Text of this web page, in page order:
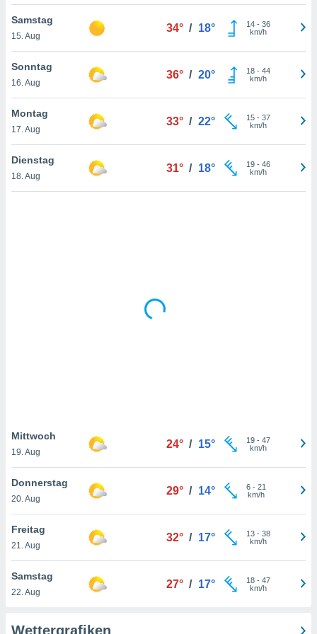
der
weiterhin
nicht
von
und
auf
klicken.
Samstag
15. Aug
34° / 18° 14- 36
km/h
Sonntag
16. Aug
36° / 20° 18- 44
km/h
Montag
17. Aug
33° / 22° 15- 37
km/h
Dienstag
18. Aug
31° / 18° 19- 46
km/h
Mittwoch
19. Aug
24° / 15° 19- 47
km/h
Donnerstag
20. Aug
29° / 14° 6- 21
km/h
Freitag
21. Aug
32° / 17° 13- 38
km/h
Samstag
22. Aug
27° / 17° 18- 47
km/h
Wettergrafiken